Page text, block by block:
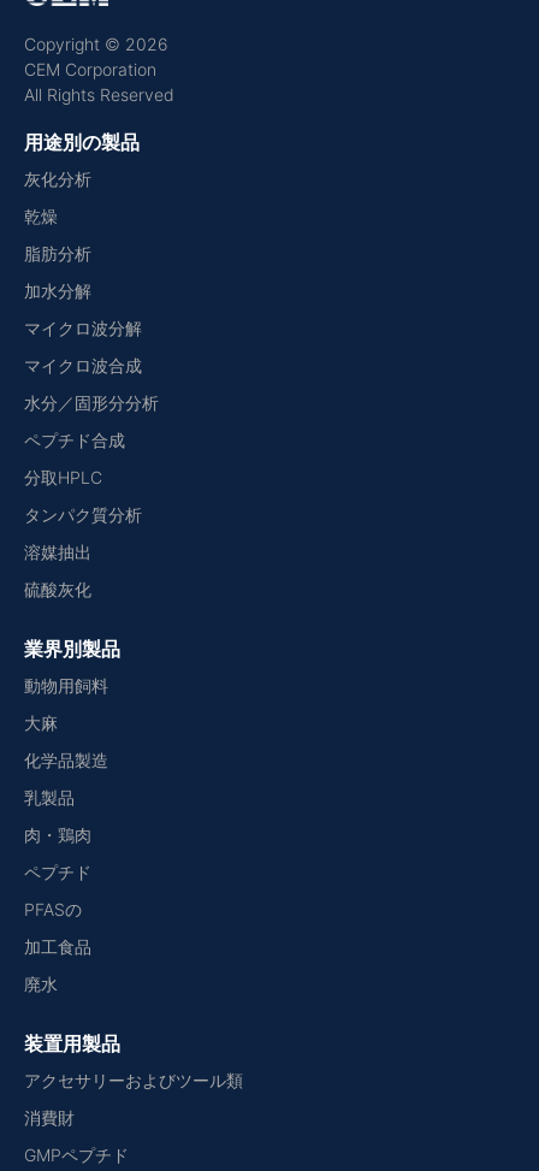
Copyright © 2026
CEM Corporation
All Rights Reserved
用途別の製品
灰化分析
乾燥
脂肪分析
加水分解
マイクロ波分解
マイクロ波合成
水分／固形分分析
ペプチド合成
分取HPLC
タンパク質分析
溶媒抽出
硫酸灰化
業界別製品
動物用飼料
大麻
化学品製造
乳製品
肉・鶏肉
ペプチド
PFASの
加工食品
廃水
装置用製品
アクセサリーおよびツール類
消費財
GMPペプチド